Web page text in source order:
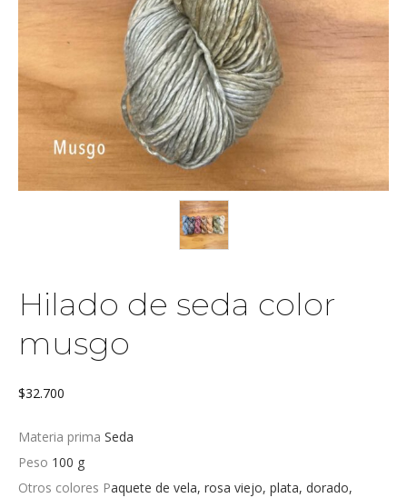
Hilado de seda color
musgo
$32.700
Materia prima Seda
Peso 100 g
Otros colores Paquete de vela, rosa viejo, plata, dorado,